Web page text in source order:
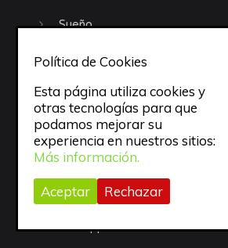
Sueño
todo
trabajo
Trucos
Uncategorized
Video
Webapps
Política de Cookies
Esta página utiliza cookies y
otras tecnologías para que
podamos mejorar su
experiencia en nuestros sitios:
Más información.
Aceptar Rechazar